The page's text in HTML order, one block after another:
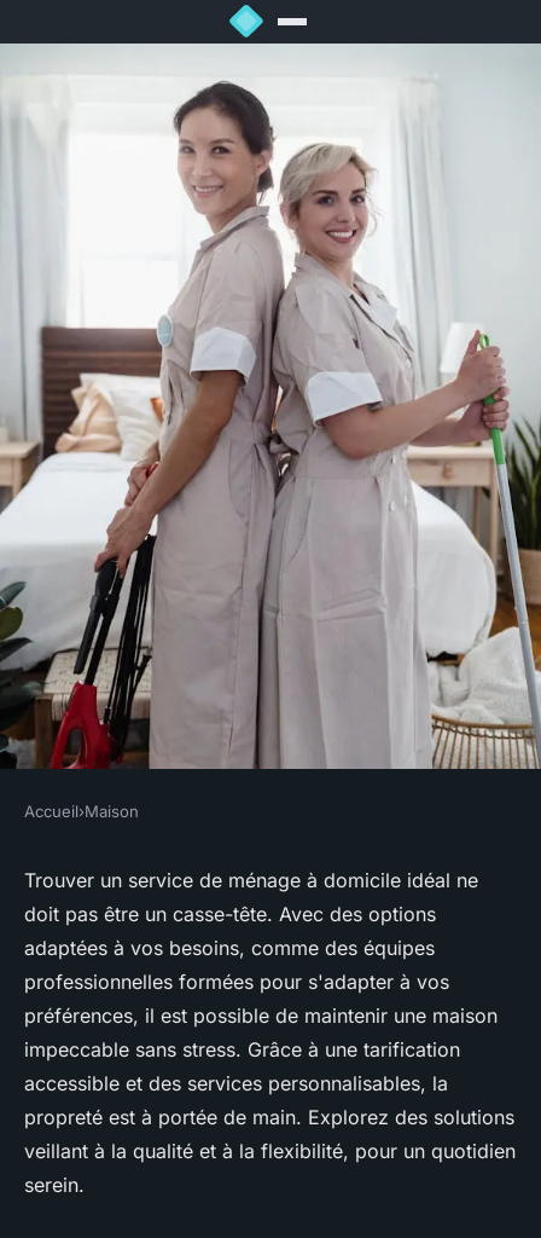
Trouvez votre service de
ménage à domicile idéal
aujourd'hui
Guillaume•7 avril 2025•8 min de lecture
Accueil›Maison
Trouver un service de ménage à domicile idéal ne
doit pas être un casse-tête. Avec des options
adaptées à vos besoins, comme des équipes
professionnelles formées pour s'adapter à vos
préférences, il est possible de maintenir une maison
impeccable sans stress. Grâce à une tarification
accessible et des services personnalisables, la
propreté est à portée de main. Explorez des solutions
veillant à la qualité et à la flexibilité, pour un quotidien
serein.